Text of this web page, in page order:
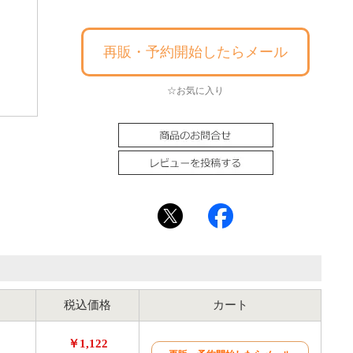
再販・予約開始したらメール
☆お気に入り
税込価格 カート
￥1,122